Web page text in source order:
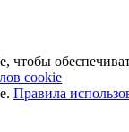
cookie
Правила